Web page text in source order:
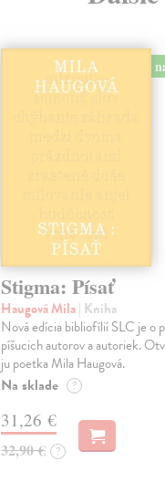
Stigma: Písať
Haugová Mila| Kniha
Nová edícia bibliofílií SLC je o
píšucich autorov a autoriek.
ju poetka Mila Haugová.
Na sklade ?
31,26 €
32,90 € ?